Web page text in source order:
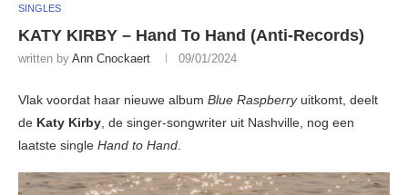
SINGLES
KATY KIRBY – Hand To Hand (Anti-Records)
written by Ann Cnockaert 09/01/2024
Vlak voordat haar nieuwe album Blue Raspberryuitkomt, deelt
de Katy Kirby, de singer-songwriter uit Nashville, nog een
laatste single Hand to Hand.